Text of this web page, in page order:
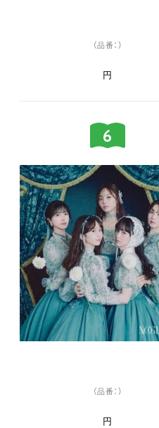
（品番：）
円
（品番：）
円